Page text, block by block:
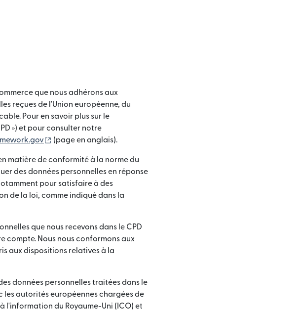
que nous adhérons aux
reçues de l'Union européenne, du
Pour en savoir plus sur le
») et pour consulter notre
(s'ouvre dans une nouvelle fenêtre)
(page en anglais).
matière de conformité à la norme du
des données personnelles en réponse
pour satisfaire à des
de la loi, comme indiqué dans la
que nous recevons dans le CPD
compte. Nous nous conformons aux
aux dispositions relatives à la
données personnelles traitées dans le
les autorités européennes chargées de
l'information du Royaume-Uni (ICO) et